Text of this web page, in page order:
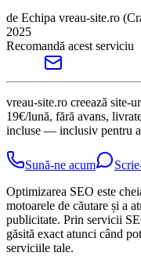
de Echipa vreau-site.ro
2025
Recomandă acest serviciu
vreau-site.ro creează site-
19€/lună, fără avans,
incluse — inclusiv pentru
Sună-ne acum
Optimizarea SEO este
motoarele de căutare și a
publicitate. Prin servicii
găsită exact atunci când
serviciile tale.